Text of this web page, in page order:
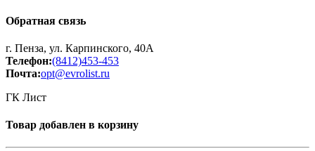
Обратная связь
г. Пенза, ул. Карпинского, 40А
Телефон:(8412)453-453
Почта:opt@evrolist.ru
ГК Лист
Товар добавлен в корзину